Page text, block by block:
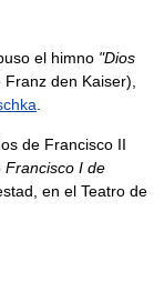
el himno "Dios
den Kaiser),
de Francisco II
Francisco I de
en el Teatro de